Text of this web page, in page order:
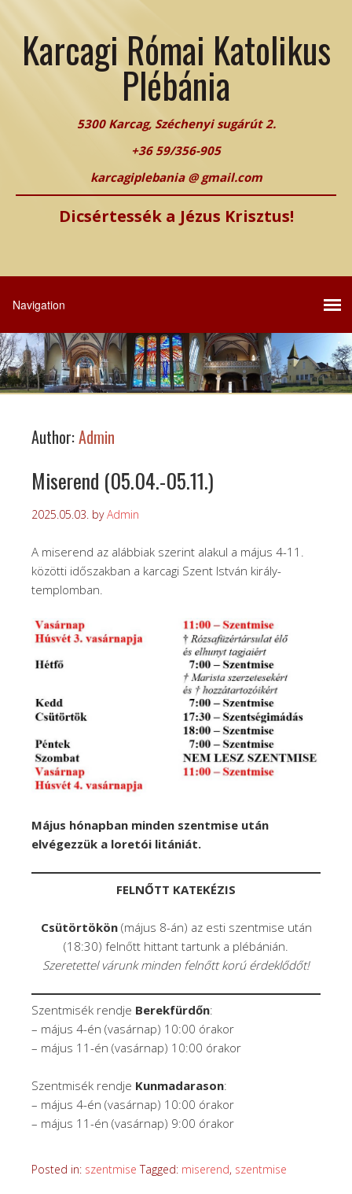
Karcagi Római Katolikus
Plébánia
5300 Karcag, Széchenyi sugárút 2.
+36 59/356-905
karcagiplebania @ gmail.com
Dicsértessék a Jézus Krisztus!
Author:Admin
Miserend (05.04.-05.11.)
2025.05.03. byAdmin
A miserend az alábbiak szerint alakul a május 4-11.
közötti időszakban a karcagi Szent István király-
templomban.
Május hónapban minden szentmise után
elvégezzük a loretói litániát.
FELNŐTT KATEKÉZIS
Csütörtökön(május 8-án) az esti szentmise után
(18:30) felnőtt hittant tartunk a plébánián.
Szeretettel várunk minden felnőtt korú érdeklődőt!
Szentmisék rendje Berekfürdőn:
– május 4-én (vasárnap) 10:00 órakor
– május 11-én (vasárnap) 10:00 órakor
Szentmisék rendje Kunmadarason:
– május 4-én (vasárnap) 10:00 órakor
– május 11-én (vasárnap) 9:00 órakor
Posted in: szentmise Tagged: miserend, szentmise